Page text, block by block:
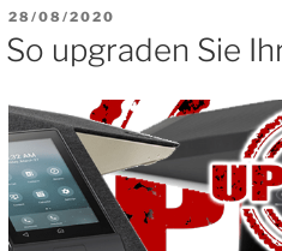
VERÖFFENTLICHT
AM
28/08/2020
So upgraden Sie